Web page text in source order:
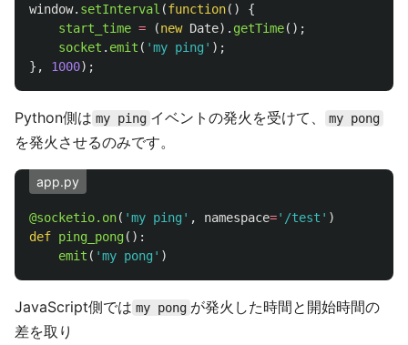
window. setInterval (function()
{
start_time = (new Date). getTime();
socket . emit ( 'my ping ' );
},
1000);
Python側は my ping イベントの発火を受けて、 my pong
を発火させるのみです。
app.py
@socketio.on( 'my ping ' , namespace=' /test ' )
def ping_pong():
emit ( 'my pong ' )
JavaScript側では my pong が発火した時間と開始時間の
差を取り